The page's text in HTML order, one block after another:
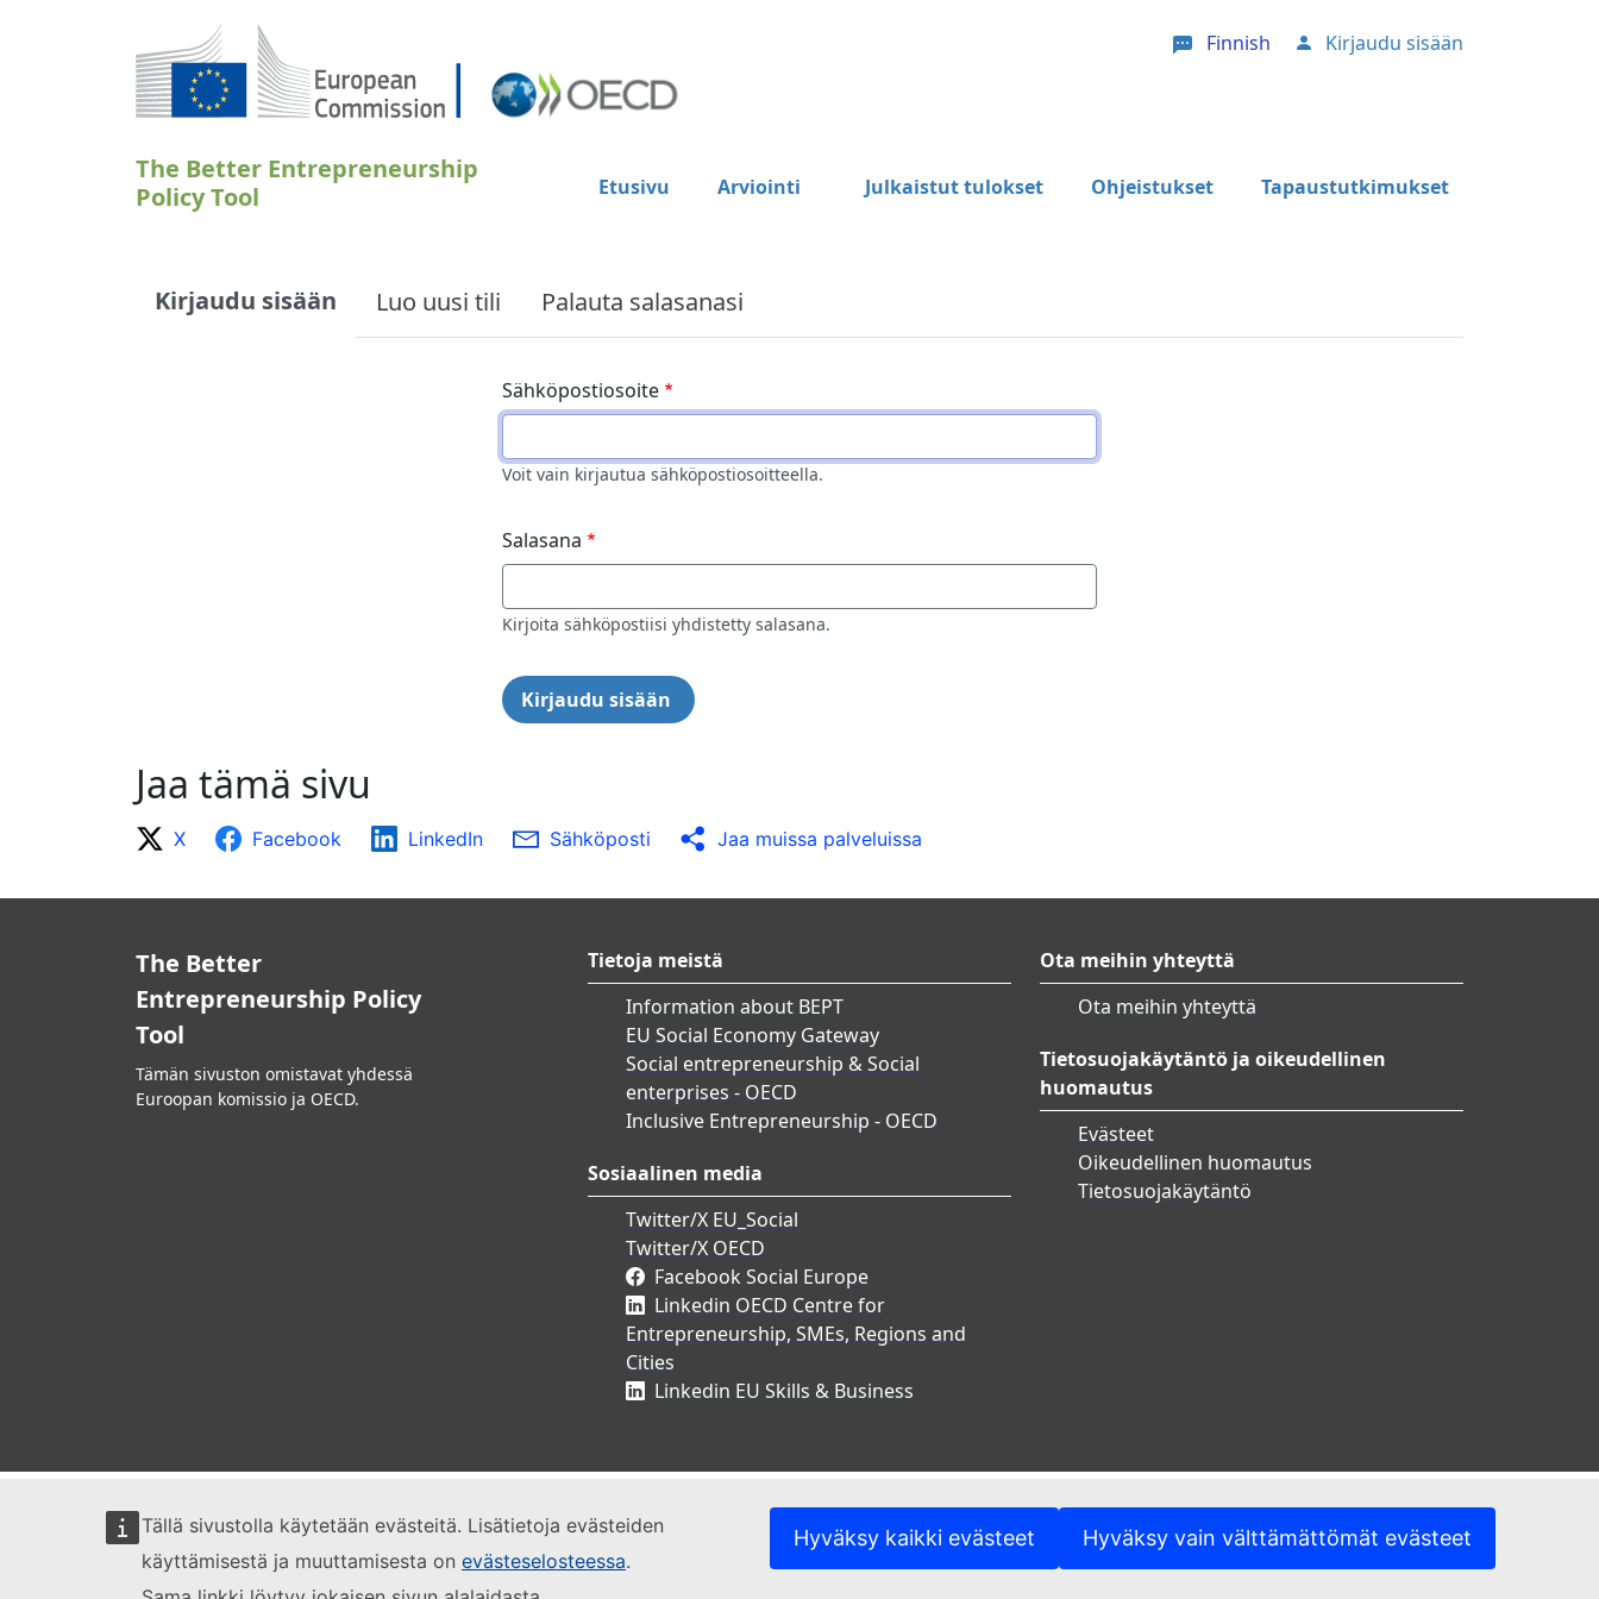
Tällä sivustolla käytetään evästeitä. Lisätietoja evästeiden
käyttämisestä ja muuttamisesta on evästeselosteessa.
Hyväksy kaikki evästeet Hyväksy vain välttämättömät evästeet
Finnish User account menu
Kirjaudu sisään
The Better Entrepreneurship
Policy Tool
Etusivu Arviointi Julkaistut tulokset Ohjeistukset Tapaustutkimukset
Primary tabs
Kirjaudu sisään Luo uusi tili Palauta salasanasi
Sähköpostiosoite
Voit vain kirjautua sähköpostiosoitteella.
Salasana
Kirjoita sähköpostiisi yhdistetty salasana.
Jaa tämä sivu
X Facebook LinkedIn Sähköposti Jaa muissa palveluissa
The Better
Entrepreneurship Policy
Tool
Tämän sivuston omistavat yhdessä
Euroopan komissio ja OECD.
Tietoja meistä
Information about BEPT
EU Social Economy Gateway
Social entrepreneurship & Social
enterprises - OECD
Inclusive Entrepreneurship - OECD
Sosiaalinen media
Twitter/X EU_Social
Twitter/X OECD
Facebook Social Europe
Linkedin OECD Centre for
Entrepreneurship, SMEs, Regions and
Cities
Linkedin EU Skills & Business
Ota meihin yhteyttä
Ota meihin yhteyttä
Tietosuojakäytäntö ja oikeudellinen
huomautus
Evästeet
Oikeudellinen huomautus
Tietosuojakäytäntö